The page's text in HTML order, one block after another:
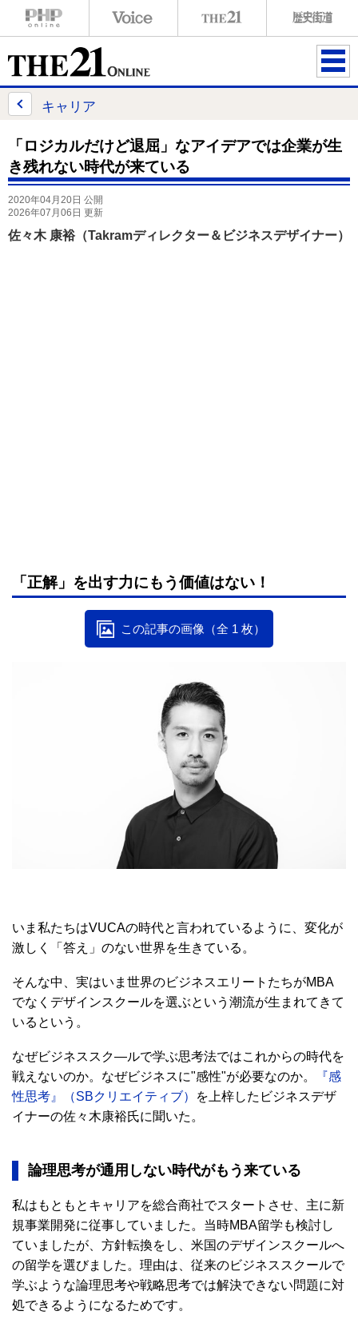
ME
キャリア
「ロジカルだけど退屈」なアイデアでは企業が生
き残れない時代が来ている
2020年04月20日 公開
2026年07月06日 更新
佐々木 康裕（Takramディレクター＆ビジネスデザイナー）
「正解」を出す力にもう価値はない！
この記事の画像（全 1 枚）
いま私たちはVUCAの時代と言われているように、変化が
激しく「答え」のない世界を生きている。
そんな中、実はいま世界のビジネスエリートたちがMBA
でなくデザインスクールを選ぶという潮流が生まれてきて
いるという。
なぜビジネススク―ルで学ぶ思考法ではこれからの時代を
戦えないのか。なぜビジネスに"感性"が必要なのか。
『感
性思考』（SBクリエイティブ）
を上梓したビジネスデザ
イナーの佐々木康裕氏に聞いた。
論理思考が通用しない時代がもう来ている
私はもともとキャリアを総合商社でスタートさせ、主に新
規事業開発に従事していました。当時MBA留学も検討し
ていましたが、方針転換をし、米国のデザインスクールへ
の留学を選びました。理由は、従来のビジネススクールで
学ぶような論理思考や戦略思考では解決できない問題に対
処できるようになるためです。